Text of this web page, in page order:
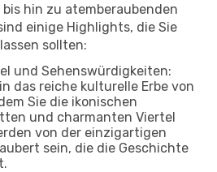
hin zu atemberaubenden
einige Highlights, die Sie
sollten:
und Sehenswürdigkeiten:
das reiche kulturelle Erbe von
Sie die ikonischen
und charmanten Viertel
von der einzigartigen
sein, die die Geschichte